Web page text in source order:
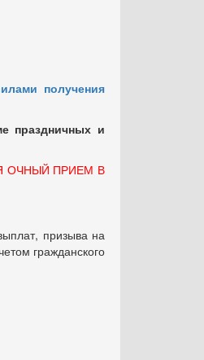
получения
праздничных и
ОЧНЫЙ ПРИЕМ В
призыва на
гражданского